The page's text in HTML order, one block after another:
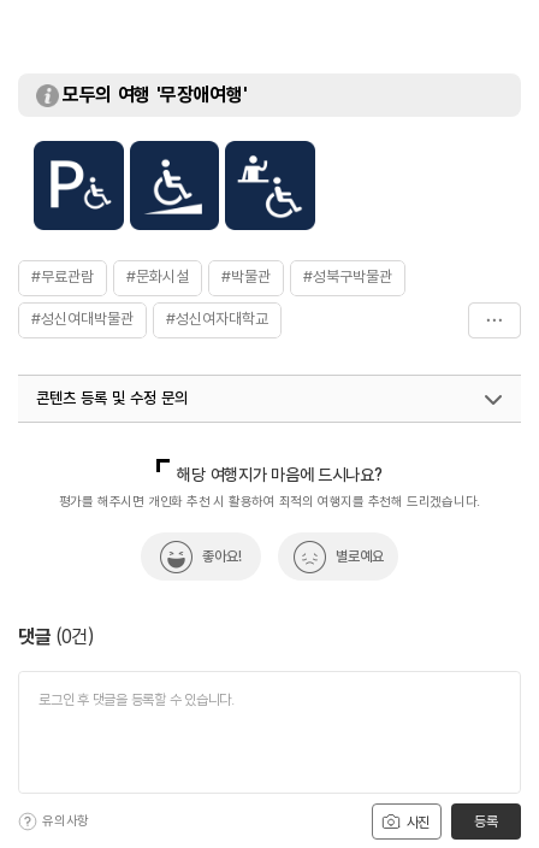
모두의 여행 '무장애여행'
#무료관람 #문화시설 #박물관 #성북구박물관
#성신여대박물관 #성신여자대학교
#아이와함께 #전시관
콘텐츠 등록 및 수정 문의
열린관광콘텐츠팀(열린관광-모두의여행)
033-738-3425
해당 여행지가 마음에 드시나요?
평가를 해주시면 개인화 추천 시 활용하여 최적의 여행지를 추천해 드리겠습니다.
좋아요! 별로예요
댓글 (0건)
사진
유의사항 등록